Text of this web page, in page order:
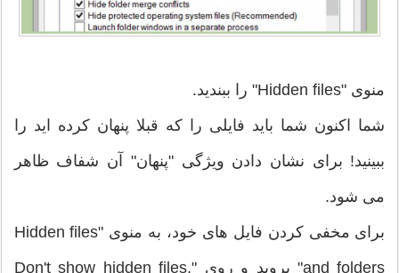
منوی "Hidden files" را ببندید.
شما اکنون شما باید فایلی را که قبلا پنهان کرده اید را
ببینید! برای نشان دادن ویژگی "پنهان" آن شفاف ظاهر
می شود.
برای مخفی کردن فایل های خود، به منوی "Hidden files
and folders" بروید و روی "Don't show hidden files,